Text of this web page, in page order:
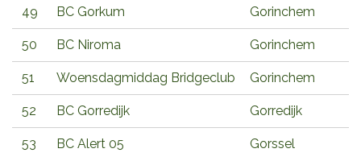
49 BC Gorkum Gorinchem
50 BC Niroma Gorinchem
51 Woensdagmiddag Bridgeclub Gorinchem
52 BC Gorredijk Gorredijk
53 BC Alert 05 Gorssel